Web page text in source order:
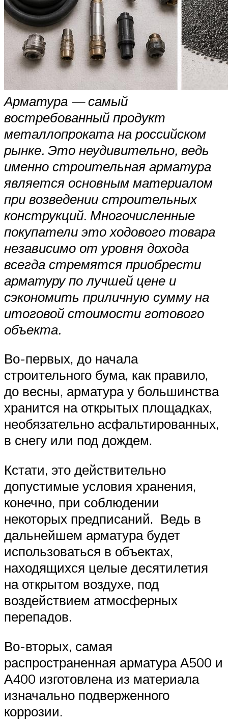
Арматура — самый
востребованный продукт
металлопроката на российском
рынке. Это неудивительно, ведь
именно строительная арматура
является основным материалом
при возведении строительных
конструкций. Многочисленные
покупатели это ходового товара
независимо от уровня дохода
всегда стремятся приобрести
арматуру по лучшей цене и
сэкономить приличную сумму на
итоговой стоимости готового
объекта.
Во-первых, до начала
строительного бума, как правило,
до весны, арматура у большинства
хранится на открытых площадках,
необязательно асфальтированных,
в снегу или под дождем.
Кстати, это действительно
допустимые условия хранения,
конечно, при соблюдении
некоторых предписаний. Ведь в
дальнейшем арматура будет
использоваться в объектах,
находящихся целые десятилетия
на открытом воздухе, под
воздействием атмосферных
перепадов.
Во-вторых, самая
распространенная арматура А500 и
А400 изготовлена из материала
изначально подверженного
коррозии.